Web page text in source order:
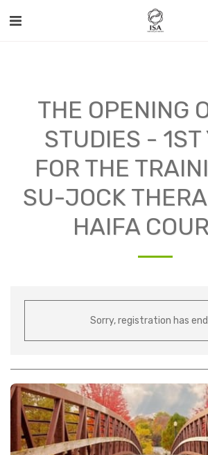
THE OPENING
STUDIES - 1ST
FOR THE
SU-JOCK
HAIFA
Sorry, registration has